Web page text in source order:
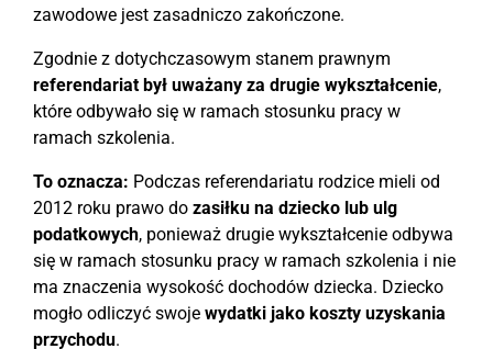
zawodowe jest zasadniczo zakończone.
Zgodnie z dotychczasowym stanem prawnym
referendariat był uważany za drugie wykształcenie,
które odbywało się w ramach stosunku pracy w
ramach szkolenia.
To oznacza: Podczas referendariatu rodzice mieli od
2012 roku prawo do zasiłku na dziecko lub ulg
podatkowych, ponieważ drugie wykształcenie odbywa
się w ramach stosunku pracy w ramach szkolenia i nie
ma znaczenia wysokość dochodów dziecka. Dziecko
mogło odliczyć swoje wydatki jako koszty uzyskania
przychodu.